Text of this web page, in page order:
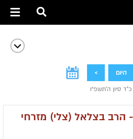
היום >
כ"ד סיון ה׳תשפ״ו
הרב בצלאל (צלי) מזרחי